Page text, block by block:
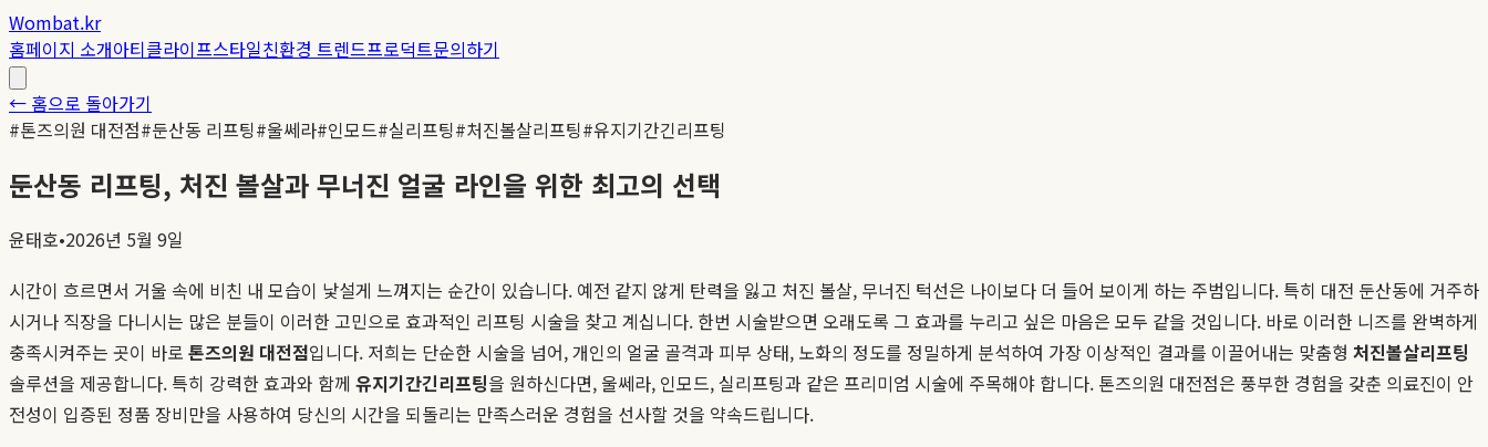
Wombat.kr
홈페이지 소개아티클라이프스타일친환경 트렌드프로덕트문의하기
← 홈으로 돌아가기
#톤즈의원 대전점#둔산동 리프팅#울쎄라#인모드#실리프팅#처진볼살리프팅#유지기간긴리프팅
둔산동 리프팅, 처진 볼살과 무너진 얼굴 라인을 위한 최고의 선택
윤태호•2026년 5월 9일
시간이 흐르면서 거울 속에 비친 내 모습이 낯설게 느껴지는 순간이 있습니다. 예전 같지 않게 탄력을 잃고 처진 볼살, 무너진 턱선은 나이보다 더 들어 보이게 하는 주범입니다. 특히 대전 둔산동에 거주하
시거나 직장을 다니시는 많은 분들이 이러한 고민으로 효과적인 리프팅 시술을 찾고 계십니다. 한번 시술받으면 오래도록 그 효과를 누리고 싶은 마음은 모두 같을 것입니다. 바로 이러한 니즈를 완벽하게
충족시켜주는 곳이 바로 톤즈의원 대전점입니다. 저희는 단순한 시술을 넘어, 개인의 얼굴 골격과 피부 상태, 노화의 정도를 정밀하게 분석하여 가장 이상적인 결과를 이끌어내는 맞춤형 처진볼살리프팅
솔루션을 제공합니다. 특히 강력한 효과와 함께 유지기간긴리프팅을 원하신다면, 울쎄라, 인모드, 실리프팅과 같은 프리미엄 시술에 주목해야 합니다. 톤즈의원 대전점은 풍부한 경험을 갖춘 의료진이 안
전성이 입증된 정품 장비만을 사용하여 당신의 시간을 되돌리는 만족스러운 경험을 선사할 것을 약속드립니다.